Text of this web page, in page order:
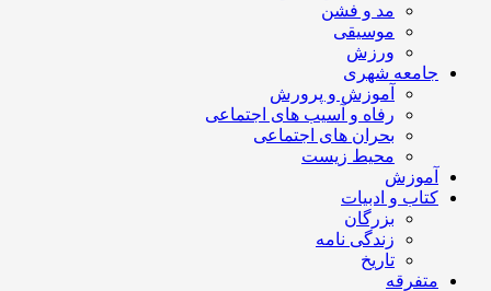
تهران
مد و فشن
موسیقی
ورزش
جامعه شهری
آموزش و پرورش
رفاه و آسیب های اجتماعی
بحران های اجتماعی
محیط زیست
آموزش
کتاب و ادبیات
بزرگان
زندگی نامه
تاریخ
متفرقه